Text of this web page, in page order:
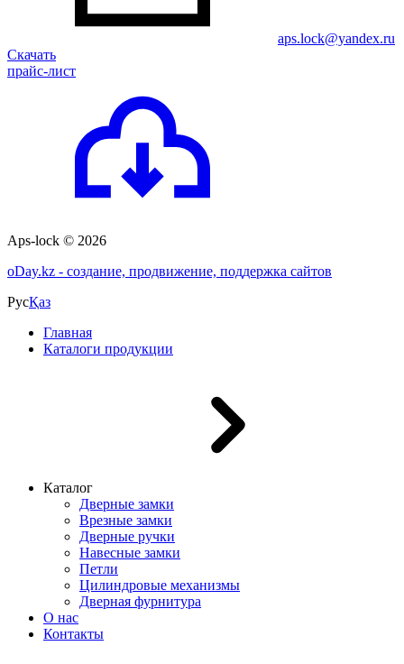
aps.lock@yandex.ru
Скачать
прайс-лист
Aps-lock © 2026
oDay.kz - создание, продвижение, поддержка сайтов
РусҚаз
Главная
Каталоги продукции
Каталог
Дверные замки
Врезные замки
Дверные ручки
Навесные замки
Петли
Цилиндровые механизмы
Дверная фурнитура
О нас
Контакты